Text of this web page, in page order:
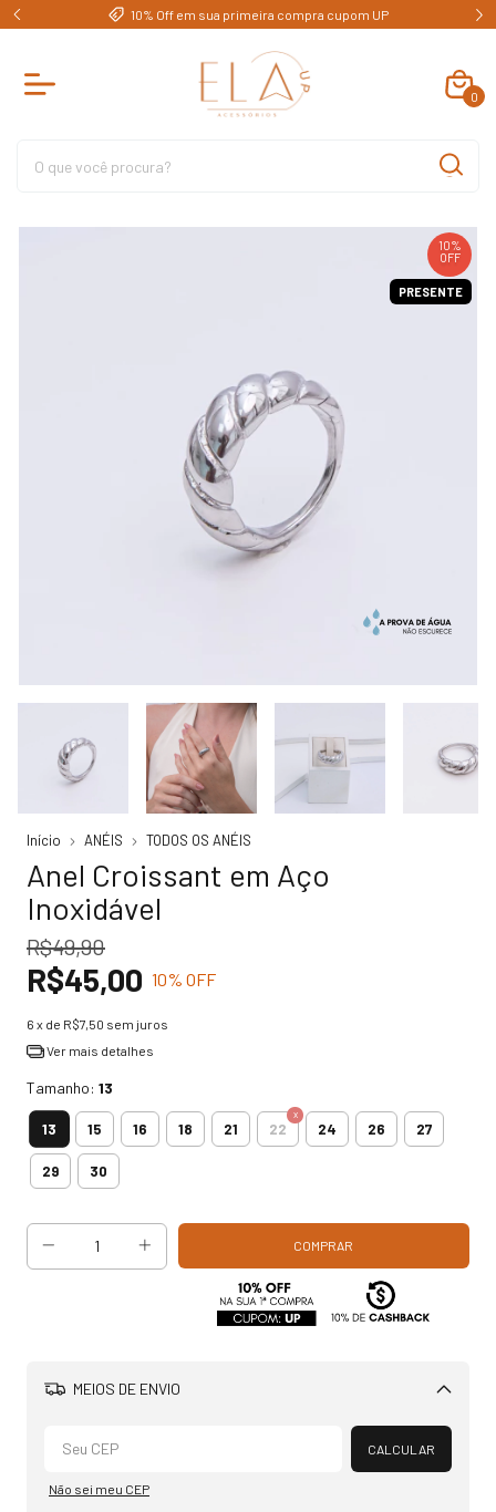
10% Off em sua primeira compra cupom UP
0
10%
OFF
PRESENTE
Início ANÉIS TODOS OS ANÉIS
Anel Croissant em Aço
Inoxidável
R$49,90
R$45,00 10% OFF
6 x de R$7,50 sem juros
Ver mais detalhes
Tamanho: 13
13 15 16 18 21 22 24 26 27
29 30
MEIOS DE ENVIO
Alterar CEP
CALCULAR
Não sei meu CEP